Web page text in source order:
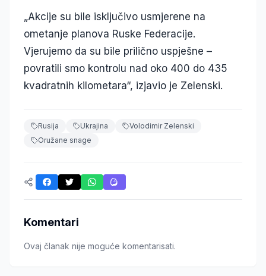
„Akcije su bile isključivo usmjerene na
ometanje planova Ruske Federacije.
Vjerujemo da su bile prilično uspješne –
povratili smo kontrolu nad oko 400 do 435
kvadratnih kilometara“, izjavio je Zelenski.
Rusija Ukrajina
Volodimir Zelenski
Oružane snage
Komentari
Ovaj članak nije moguće komentarisati.